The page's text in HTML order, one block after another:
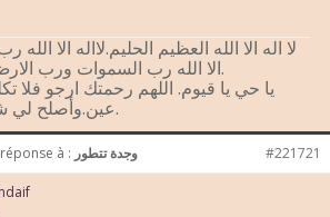
لا اله الا الله العظيم الحليم.لااله الا
الا الله رب السموات ورب الارض رب العرش الكريم.
يا حي يا قيوم. اللهم رحمتك ارجو
عين.وأصلح لي شأني كله.لا اله الا أنت.
à : وجدة تتطور #221721